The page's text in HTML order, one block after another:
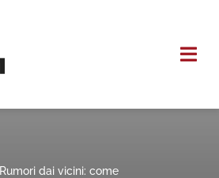
Rumori dai vicini: come